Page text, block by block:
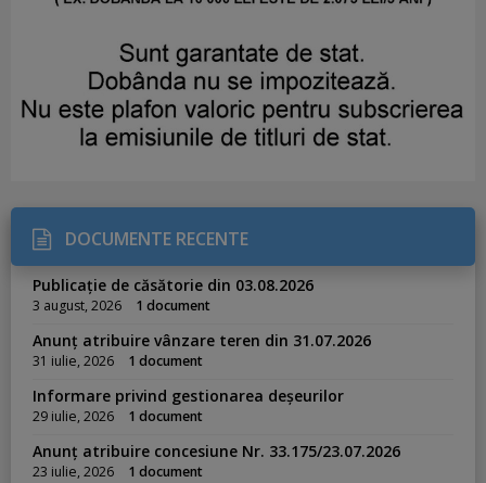
DOCUMENTE RECENTE
Publicație de căsătorie din 03.08.2026
3 august, 2026 1 document
Anunț atribuire vânzare teren din 31.07.2026
31 iulie, 2026 1 document
Informare privind gestionarea deșeurilor
29 iulie, 2026 1 document
Anunț atribuire concesiune Nr. 33.175/23.07.2026
23 iulie, 2026 1 document